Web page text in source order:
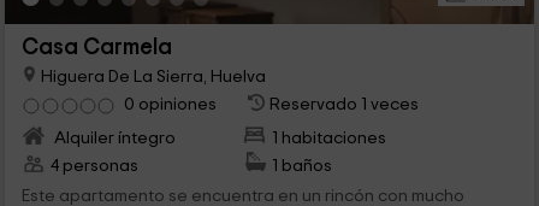
Casa Carmela
Higuera De La Sierra, Huelva
0 opiniones
Reservado 1 veces
Alquiler íntegro
1 habitaciones
4 personas
1 baños
Este apartamento se encuentra en un rincón con mucho